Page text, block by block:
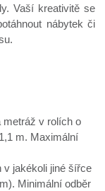
Vaší kreativitě se
nábytek či
metráž v rolích o
m. Maximální
v jakékoli jiné šířce
Minimální odběr